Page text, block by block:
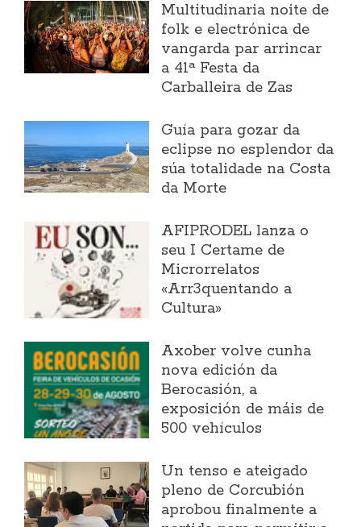
Multitudinaria noite de
folk e electrónica de
vangarda par arrincar
a 41ª Festa da
Carballeira de Zas
Guía para gozar da
eclipse no esplendor da
súa totalidade na Costa
da Morte
AFIPRODEL lanza o
seu I Certame de
Microrrelatos
«Arr3quentando a
Cultura»
Axober volve cunha
nova edición da
Berocasión, a
exposición de máis de
500 vehículos
Un tenso e ateigado
pleno de Corcubión
aprobou finalmente a